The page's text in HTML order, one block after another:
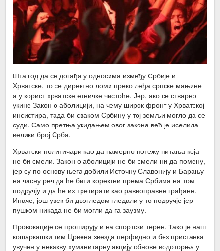
Шта год да се догађа у односима између Србије и
Хрватске, то се директно ломи преко леђа српске мањине
а у корист хрватске етничке чистоће. Јер, ако се стварно
укине Закон о аболицији, на чему широк фронт у Хрватској
инсистира, тада би сваком Србину у тој земљи могло да се
суди. Само претња укидањем овог закона већ је иселила
велики број Срба.
Хрватски политичари као да намерно потежу питања која
не би смели. Закон о аболицији не би смели ни да помену,
јер су по основу њега добили Источну Славонију и Барању
на часну реч да ће бити коректни према Србима на том
подручју и да ће их третирати као равноправне грађане.
Иначе, још увек би двогледом гледали у то подручје јер
пушком никада не би могли да га заузму.
Провокације се проширују и на спортски терен. Тако је наш
кошаркашки тим Црвена звезда перфидно и без пристанка
увучен у некакву хуманитарну акцију обнове водоторња у